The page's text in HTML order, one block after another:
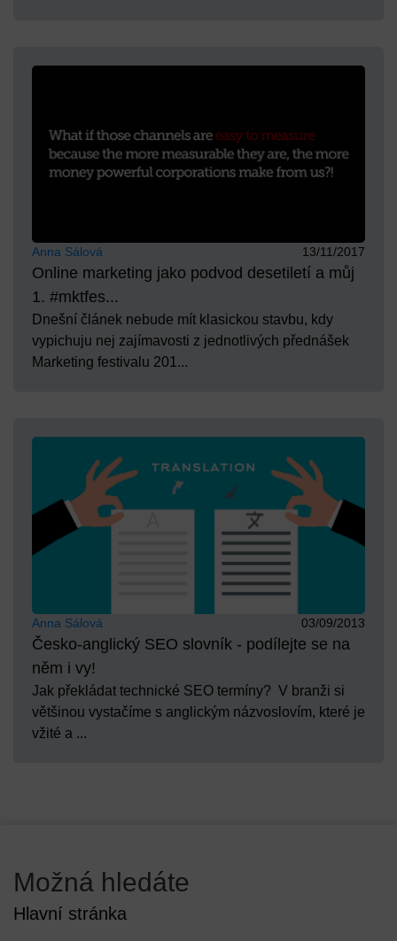
Anna Sálová 13/11/2017
Online marketing jako podvod desetiletí a můj
1. #mktfes...
Dnešní článek nebude mít klasickou stavbu, kdy
vypichuju nej zajímavosti z jednotlivých přednášek
Marketing festivalu 201...
Anna Sálová 03/09/2013
Česko-anglický SEO slovník - podílejte se na
něm i vy!
Jak překládat technické SEO termíny? V branži si
většinou vystačíme s anglickým názvoslovím, které je
vžité a ...
Možná hledáte
Hlavní stránka